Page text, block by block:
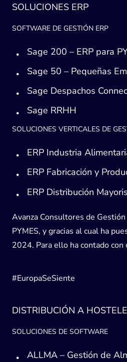
SOLUCIONES ERP
SOFTWARE DE GESTIÓN ERP
Sage 200 – ERP para
Sage 50 – Pequeñas
Sage Despachos
Sage RRHH
SOLUCIONES VERTICALES DE
ERP Industria
ERP Fabricación y
ERP Distribución
Avanza Consultores de
PYMES, y gracias al cual ha
2024. Para ello ha contado
#EuropaSeSiente
DISTRIBUCIÓN A
SOLUCIONES DE SOFTWARE
ALLMA – Gestión de